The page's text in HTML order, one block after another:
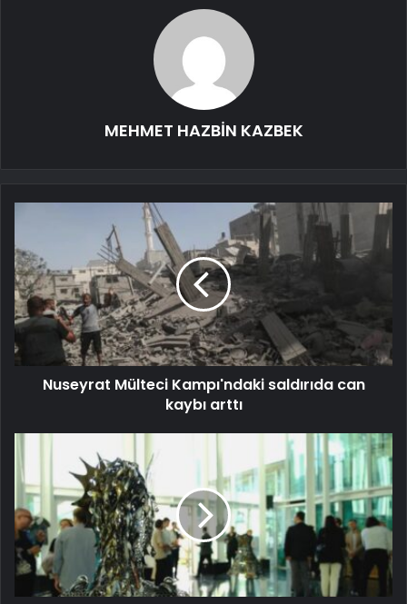
MEHMET HAZBİN KAZBEK
Nuseyrat Mülteci Kampı'ndaki saldırıda can
kaybı arttı